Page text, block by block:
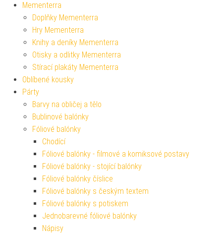
Mementerra
Doplňky Mementerra
Hry Mementerra
Knihy a deníky Mementerra
Otisky a odlitky Mementerra
Stírací plakáty Mementerra
Oblíbené kousky
Párty
Barvy na obličej a tělo
Bublinové balónky
Fóliové balónky
Chodící
Fóliové balónky - filmové a komiksové postavy
Fóliové balónky - stojící balónky
Fóliové balónky číslice
Fóliové balónky s českým textem
Fóliové balónky s potiskem
Jednobarevné fóliové balónky
Nápisy